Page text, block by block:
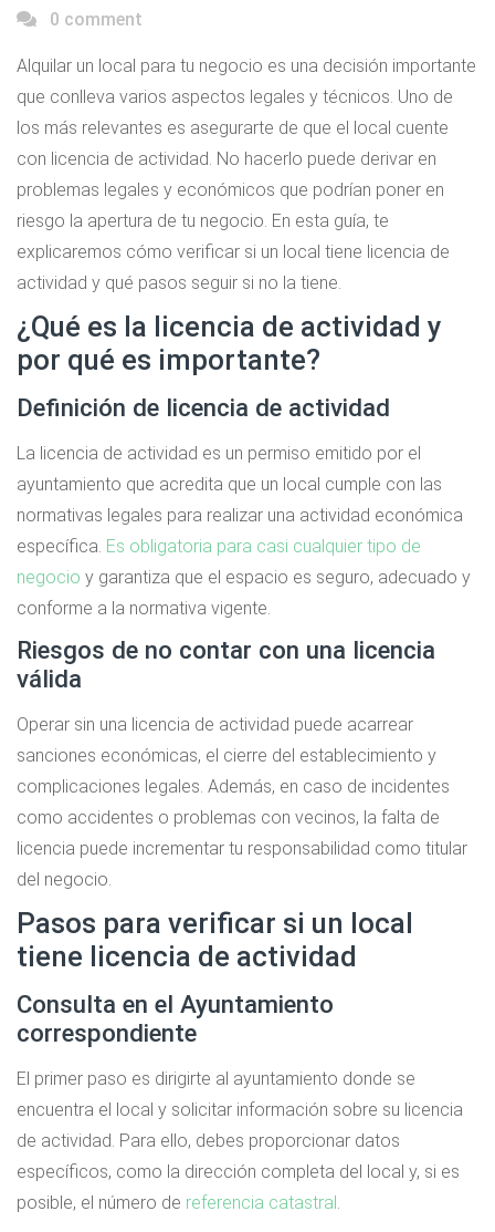
0 comment
Alquilar un local para tu negocio es una decisión importante
que conlleva varios aspectos legales y técnicos. Uno de
los más relevantes es asegurarte de que el local cuente
con licencia de actividad. No hacerlo puede derivar en
problemas legales y económicos que podrían poner en
riesgo la apertura de tu negocio. En esta guía, te
explicaremos cómo verificar si un local tiene licencia de
actividad y qué pasos seguir si no la tiene.
¿Qué es la licencia de actividad y
por qué es importante?
Definición de licencia de actividad
La licencia de actividad es un permiso emitido por el
ayuntamiento que acredita que un local cumple con las
normativas legales para realizar una actividad económica
específica. Es obligatoria para casi cualquier tipo de
negocio y garantiza que el espacio es seguro, adecuado y
conforme a la normativa vigente.
Riesgos de no contar con una licencia
válida
Operar sin una licencia de actividad puede acarrear
sanciones económicas, el cierre del establecimiento y
complicaciones legales. Además, en caso de incidentes
como accidentes o problemas con vecinos, la falta de
licencia puede incrementar tu responsabilidad como titular
del negocio.
Pasos para verificar si un local
tiene licencia de actividad
Consulta en el Ayuntamiento
correspondiente
El primer paso es dirigirte al ayuntamiento donde se
encuentra el local y solicitar información sobre su licencia
de actividad. Para ello, debes proporcionar datos
específicos, como la dirección completa del local y, si es
posible, el número de referencia catastral